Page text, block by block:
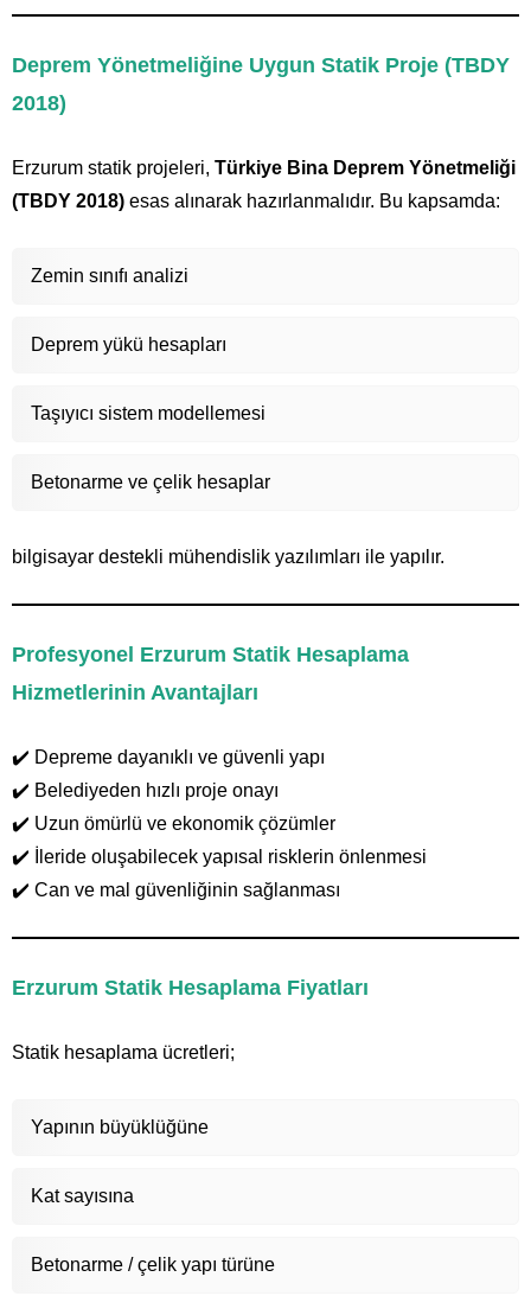
Deprem Yönetmeliğine Uygun Statik Proje (TBDY
2018)
Erzurum statik projeleri, Türkiye Bina Deprem Yönetmeliği
(TBDY 2018) esas alınarak hazırlanmalıdır. Bu kapsamda:
Zemin sınıfı analizi
Deprem yükü hesapları
Taşıyıcı sistem modellemesi
Betonarme ve çelik hesaplar
bilgisayar destekli mühendislik yazılımları ile yapılır.
Profesyonel Erzurum Statik Hesaplama
Hizmetlerinin Avantajları
✔️ Depreme dayanıklı ve güvenli yapı
✔️ Belediyeden hızlı proje onayı
✔️ Uzun ömürlü ve ekonomik çözümler
✔️ İleride oluşabilecek yapısal risklerin önlenmesi
✔️ Can ve mal güvenliğinin sağlanması
Erzurum Statik Hesaplama Fiyatları
Statik hesaplama ücretleri;
Yapının büyüklüğüne
Kat sayısına
Betonarme / çelik yapı türüne